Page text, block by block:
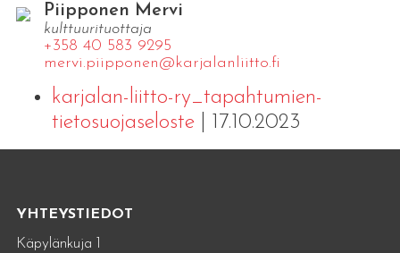
Piipponen Mervi
kulttuurituottaja
+358 40 583 9295
mervi.​piipponen@​kar​jala​nlii​tto.​fi
karjalan-liitto-ry_tapahtumien-
tietosuojaseloste| 17.10.2023
YHTEYSTIEDOT
Käpylänkuja 1